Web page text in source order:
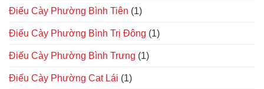
Điếu Cày Phường Bình Tiên (1)
Điếu Cày Phường Bình Trị Đông (1)
Điếu Cày Phường Bình Trưng (1)
Điếu Cày Phường Cat Lái (1)